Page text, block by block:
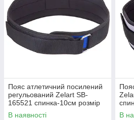
Пояс атлетичний посилений
регульований Zelart SB-
165521 спинка-10см розмір
XS-XXL синій
В наявності
сірий
В